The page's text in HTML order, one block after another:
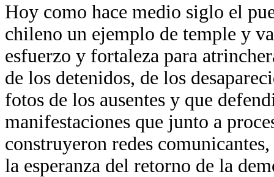
Hoy como hace medio siglo el
chileno un ejemplo de temple y
esfuerzo y fortaleza para
de los detenidos, de los
fotos de los ausentes y que
manifestaciones que junto a
construyeron redes
la esperanza del retorno de la